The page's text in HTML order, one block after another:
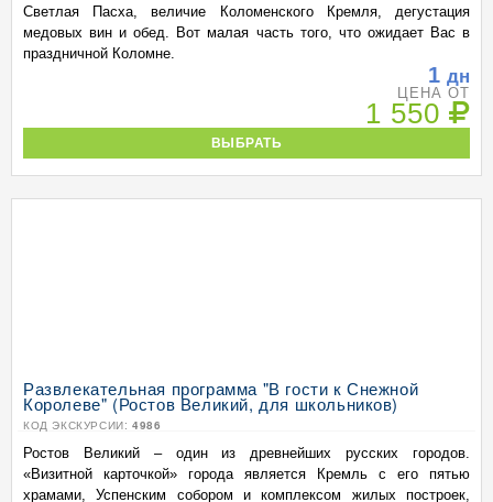
Светлая Пасха, величие Коломенского Кремля, дегустация
медовых вин и обед. Вот малая часть того, что ожидает Вас в
праздничной Коломне.
1 дн
ЦЕНА ОТ
1 550
ВЫБРАТЬ
Развлекательная программа "В гости к Снежной
Королеве" (Ростов Великий, для школьников)
КОД ЭКСКУРСИИ: 4986
Ростов Великий – один из древнейших русских городов.
«Визитной карточкой» города является Кремль с его пятью
храмами, Успенским собором и комплексом жилых построек,